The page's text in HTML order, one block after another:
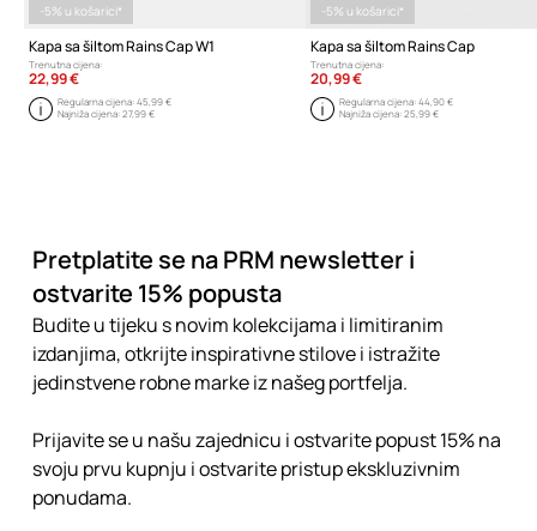
-5% u košarici*
Kapa sa šiltom Rains Cap W1
Trenutna cijena:
22,99 €
Regularna cijena:45,99 €
Najniža cijena:27,99 €
-5% u košarici*
Kapa sa šiltom Rains Cap
Trenutna cijena:
20,99 €
Regularna cijena: 44,90 €
Najniža cijena: 25,99 €
Pretplatite se na PRM newsletter i
ostvarite 15% popusta
Budite u tijeku s novim kolekcijama i limitiranim
izdanjima, otkrijte inspirativne stilove i istražite
jedinstvene robne marke iz našeg portfelja.
Prijavite se u našu zajednicu i ostvarite popust 15% na
svoju prvu kupnju i ostvarite pristup ekskluzivnim
ponudama.